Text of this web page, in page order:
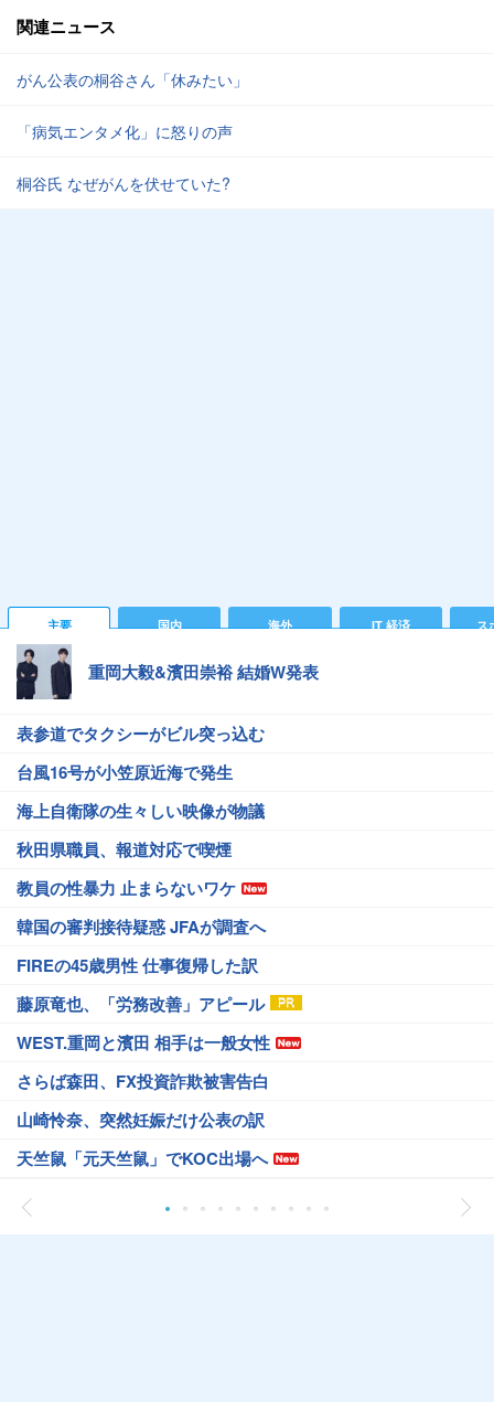
関連ニュース
がん公表の桐谷さん「休みたい」
「病気エンタメ化」に怒りの声
桐谷氏 なぜがんを伏せていた?
主要 国内 海外 IT 経済 ス
重岡大毅&濱田崇裕 結婚W発表
表参道でタクシーがビル突っ込む
台風16号が小笠原近海で発生
海上自衛隊の生々しい映像が物議
秋田県職員、報道対応で喫煙
教員の性暴力 止まらないワケ
韓国の審判接待疑惑 JFAが調査へ
FIREの45歳男性 仕事復帰した訳
藤原竜也、「労務改善」アピール
WEST.重岡と濱田 相手は一般女性
さらば森田、FX投資詐欺被害告白
山崎怜奈、突然妊娠だけ公表の訳
天竺鼠「元天竺鼠」でKOC出場へ